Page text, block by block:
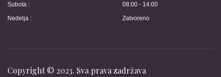
Subota :
Nedelja :
08:00 - 14:00
Zatvoreno
Copyright © 2023. Sva prava zadržava